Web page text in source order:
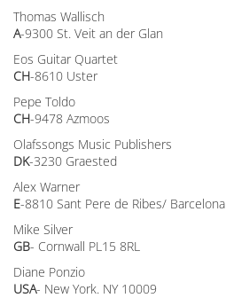
Thomas Wallisch
A-9300 St. Veit an der Glan
Eos Guitar Quartet
CH-8610 Uster
Pepe Toldo
CH-9478 Azmoos
Olafssongs Music Publishers
DK-3230 Graested
Alex Warner
E-8810 Sant Pere de Ribes/ Barcelona
Mike Silver
GB- Cornwall PL15 8RL
Diane Ponzio
USA- New York. NY 10009